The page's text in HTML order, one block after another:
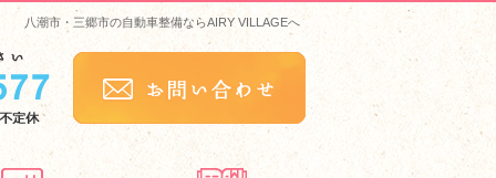
八潮市・三郷市の自動車整備ならAIRY VILLAGEへ